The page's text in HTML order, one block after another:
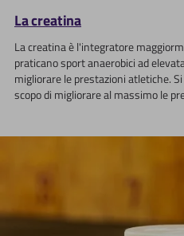
La creatina
La creatina è l'integratore
praticano sport anaerobici ad
migliorare le prestazioni atletiche.
scopo di migliorare al massimo le